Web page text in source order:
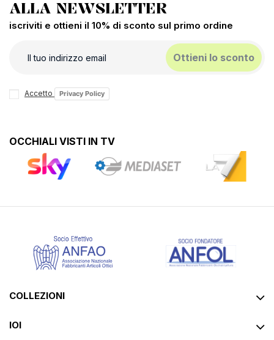
ALLA NEWSLETTER
iscriviti e ottieni il 10% di sconto sul primo ordine
Ottieni lo sconto
Accetto Privacy Policy
OCCHIALI VISTI IN TV
COLLEZIONI
IOI